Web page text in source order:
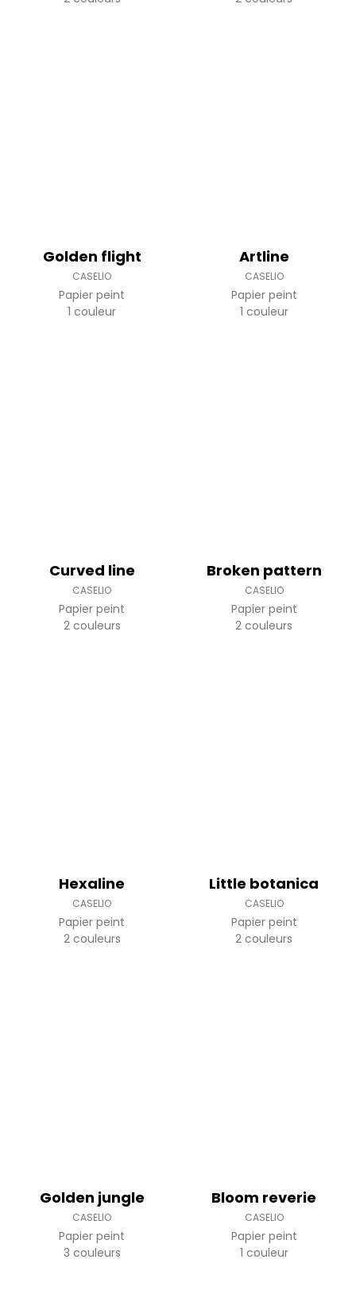
Golden flight
CASELIO
Papier peint
1 couleur
Artline
CASELIO
Papier peint
1 couleur
Curved line
CASELIO
Papier peint
2 couleurs
Broken pattern
CASELIO
Papier peint
2 couleurs
Hexaline
CASELIO
Papier peint
2 couleurs
Little botanica
CASELIO
Papier peint
2 couleurs
Golden jungle
CASELIO
Papier peint
3 couleurs
Bloom reverie
CASELIO
Papier peint
1 couleur